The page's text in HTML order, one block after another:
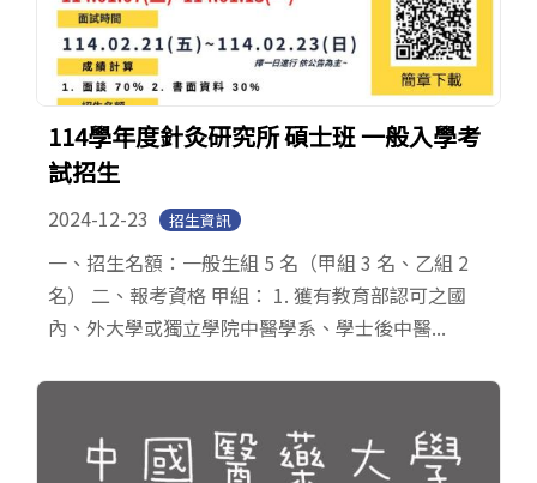
114學年度針灸研究所 碩士班 一般入學考
試招生
2024-12-23 招生資訊
一、招生名額：一般生組 5 名（甲組 3 名、乙組 2
名） 二、報考資格 甲組： 1. 獲有教育部認可之國
內、外大學或獨立學院中醫學系、學士後中醫...